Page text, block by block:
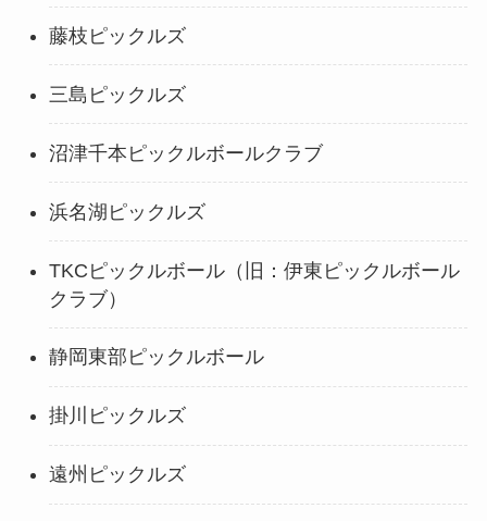
藤枝ピックルズ
三島ピックルズ
沼津千本ピックルボールクラブ
浜名湖ピックルズ
TKCピックルボール（旧：伊東ピックルボール
クラブ）
静岡東部ピックルボール
掛川ピックルズ
遠州ピックルズ